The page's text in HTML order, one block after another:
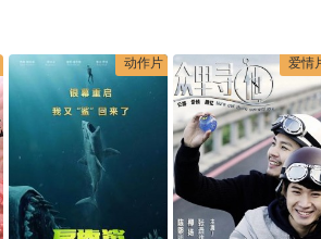
动作片 爱情